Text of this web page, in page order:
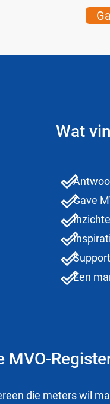
Wat
Gave
Een
MVO-
die meters wil